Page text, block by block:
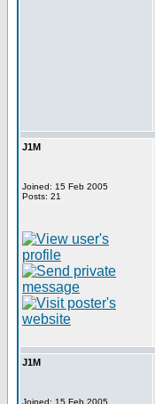
J1M
Joined: 15 Feb 2005
Posts: 21
J1M
Joined: 15 Feb 2005